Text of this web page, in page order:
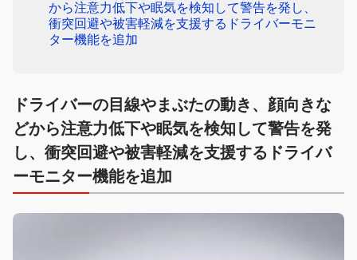
から注意力低下や眠気を検知して警告を発し、
衝突回避や被害軽減を支援するドライバーモニ
ター機能を追加
ドライバーの目線やまぶたの動き、顔向きな
どから注意力低下や眠気を検知して警告を発
し、衝突回避や被害軽減を支援するドライバ
ーモニター機能を追加